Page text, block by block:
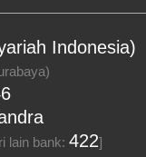
Indonesia)
lain bank:422]